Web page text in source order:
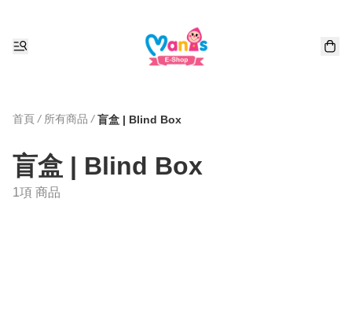
首頁 / 所有商品 / 盲盒 | Blind Box
盲盒 | Blind Box
1項 商品